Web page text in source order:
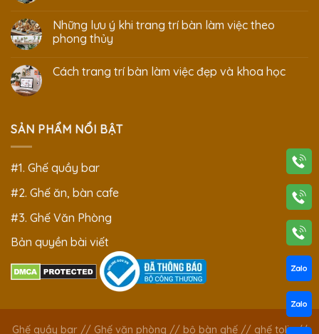
Những lưu ý khi trang trí bàn làm việc theo
phong thủy
Cách trang trí bàn làm việc đẹp và khoa học
SẢN PHẨM NỔI BẬT
#1. Ghế quầy bar
#2. Ghế ăn, bàn cafe
#3. Ghế Văn Phòng
Bản quyền bài viết
Ghế quầy bar// Ghế văn phòng // bộ bàn ghế// ghế tolix//